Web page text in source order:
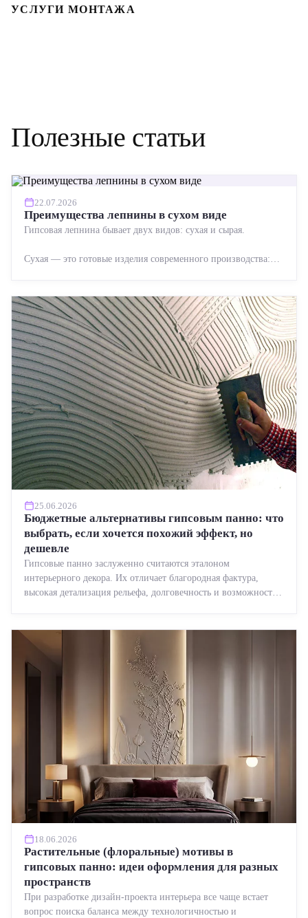
УСЛУГИ МОНТАЖА
Полезные статьи
22.07.2026
Преимущества лепнины в сухом виде
Гипсовая лепнина бывает двух видов: сухая и сырая.
Сухая — это готовые изделия современного производства:
25.06.2026
Бюджетные альтернативы гипсовым панно: что
выбрать, если хочется похожий эффект, но
дешевле
Гипсовые панно заслуженно считаются эталоном
интерьерного декора. Их отличает благородная фактура,
высокая детализация рельефа, долговечность и возможность
18.06.2026
Растительные (флоральные) мотивы в
гипсовых панно: идеи оформления для разных
пространств
При разработке дизайн-проекта интерьера все чаще встает
вопрос поиска баланса между технологичностью и